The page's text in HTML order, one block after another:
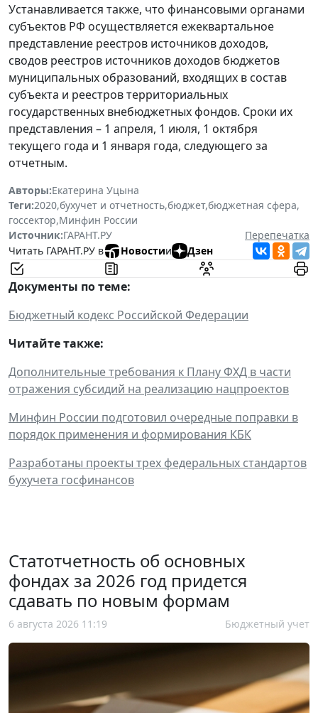
Устанавливается также, что финансовыми органами
субъектов РФ осуществляется ежеквартальное
представление реестров источников доходов,
сводов реестров источников доходов бюджетов
муниципальных образований, входящих в состав
субъекта и реестров территориальных
государственных внебюджетных фондов. Сроки их
представления – 1 апреля, 1 июля, 1 октября
текущего года и 1 января года, следующего за
отчетным.
Авторы:Екатерина Уцына
Теги:2020,бухучет и отчетность,бюджет,бюджетная сфера,
госсектор,Минфин России
Источник:ГАРАНТ.РУ
Перепечатка
Читать ГАРАНТ.РУ в
Новостии Дзен
Документы по теме:
Бюджетный кодекс Российской Федерации
Читайте также:
Дополнительные требования к Плану ФХД в части
отражения субсидий на реализацию нацпроектов
Минфин России подготовил очередные поправки в
порядок применения и формирования КБК
Разработаны проекты трех федеральных стандартов
бухучета госфинансов
Статотчетность об основных
фондах за 2026 год придется
сдавать по новым формам
6 августа 2026 11:19 Бюджетный учет